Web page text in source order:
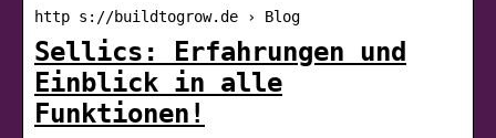
http s://buildtogrow.de › Blog
Sellics: Erfahrungen und
Einblick in alle
Funktionen!